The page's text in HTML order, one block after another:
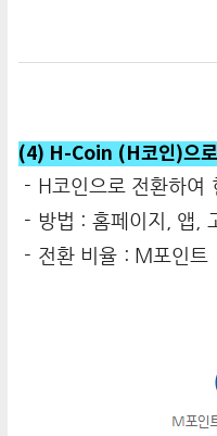
(4) H-Coin (H코인)으
- H코인으로 전환하여
- 방법 : 홈페이지, 앱,
- 전환 비율 : M포인트